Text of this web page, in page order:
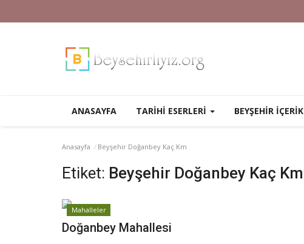
ANASAYFA TARİHİ ESERLERİ BEYŞEHİR İÇERİK
Anasayfa Beyşehir Doğanbey Kaç Km
Etiket: Beyşehir Doğanbey Kaç Km
Mahalleler
Doğanbey Mahallesi